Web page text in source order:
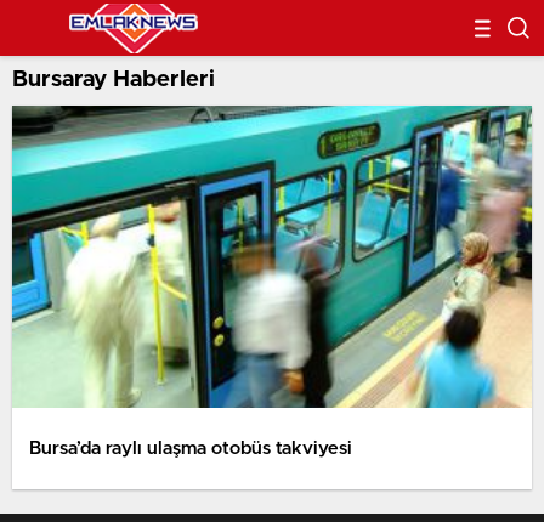
Bursaray Haberleri
Bursa’da raylı ulaşma otobüs takviyesi